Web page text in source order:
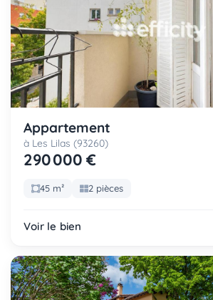
Appartement
à Les Lilas (93260)
290 000 €
45 m² 2 pièces
Voir le bien